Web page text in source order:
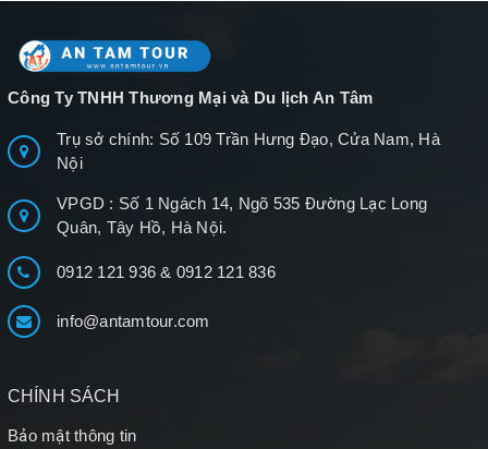
Công Ty TNHH Thương Mại và Du lịch An Tâm
Trụ sở chính: Số 109 Trần Hưng Đạo, Cửa Nam, Hà
Nội
VPGD : Số 1 Ngách 14, Ngõ 535 Đường Lạc Long
Quân, Tây Hồ, Hà Nội.
0912 121 936& 0912 121 836
info@antamtour.com
CHÍNH SÁCH
Bảo mật thông tin